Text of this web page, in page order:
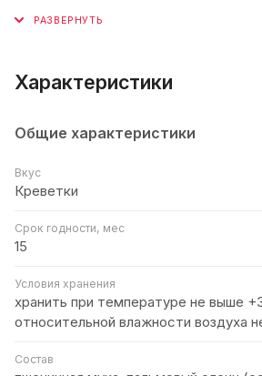
Характеристики
Общие характеристики
Вкус
Креветки
Срок годности, мес
15
Условия хранения
хранить при температуре не выше
относительной влажности воздуха
Состав